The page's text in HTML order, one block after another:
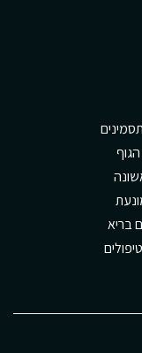
בריא